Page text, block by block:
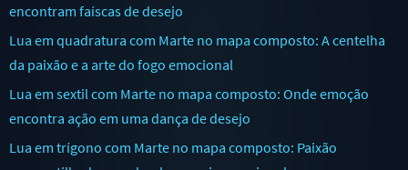
encontram faíscas de desejo
Lua em quadratura com Marte no mapa composto: A centelha
da paixão e a arte do fogo emocional
Lua em sextil com Marte no mapa composto: Onde emoção
encontra ação em uma dança de desejo
Lua em trígono com Marte no mapa composto: Paixão